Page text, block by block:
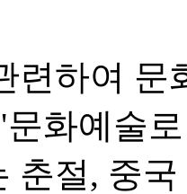
련하여
화예술
춘절, 중